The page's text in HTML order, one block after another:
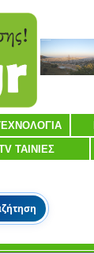
ΤΑΙΝΙΕΣ